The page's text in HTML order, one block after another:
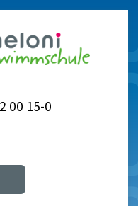
00 15-0